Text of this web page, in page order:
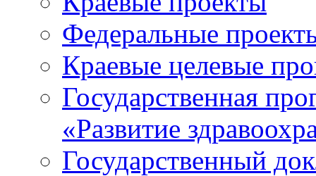
Федеральные
Краевые целевые
Государственная
«Развитие
Государственный